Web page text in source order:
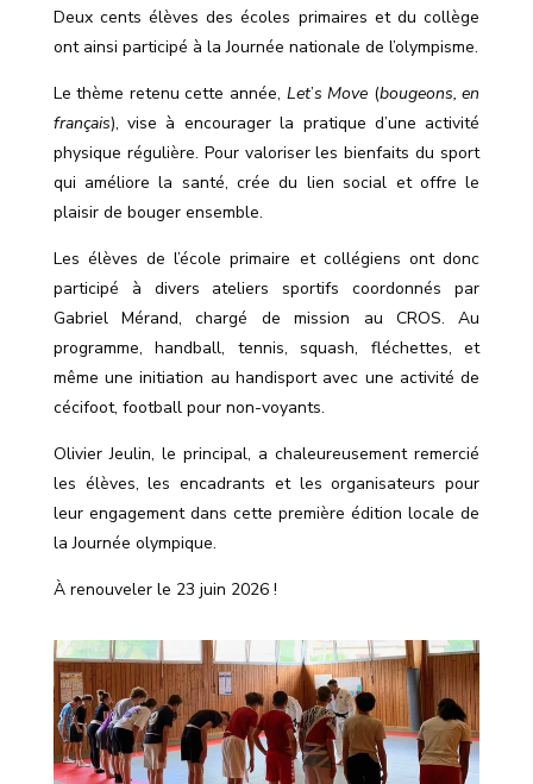
Deux cents élèves des écoles primaires et du collège
ont ainsi participé à la Journée nationale de l’olympisme.
Le thème retenu cette année, Let’s Move (bougeons, en
français), vise à encourager la pratique d’une activité
physique régulière. Pour valoriser les bienfaits du sport
qui améliore la santé, crée du lien social et offre le
plaisir de bouger ensemble.
Les élèves de l’école primaire et collégiens ont donc
participé à divers ateliers sportifs coordonnés par
Gabriel Mérand, chargé de mission au CROS. Au
programme, handball, tennis, squash, fléchettes, et
même une initiation au handisport avec une activité de
cécifoot, football pour non-voyants.
Olivier Jeulin, le principal, a chaleureusement remercié
les élèves, les encadrants et les organisateurs pour
leur engagement dans cette première édition locale de
la Journée olympique.
À renouveler le 23 juin 2026 !